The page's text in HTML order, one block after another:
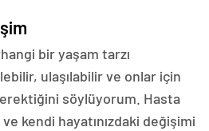
bir yaşam tarzı
ulaşılabilir ve onlar için
söylüyorum. Hasta
kendi hayatınızdaki değişimi